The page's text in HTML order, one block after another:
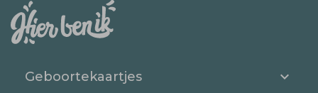
Geboortekaartjes